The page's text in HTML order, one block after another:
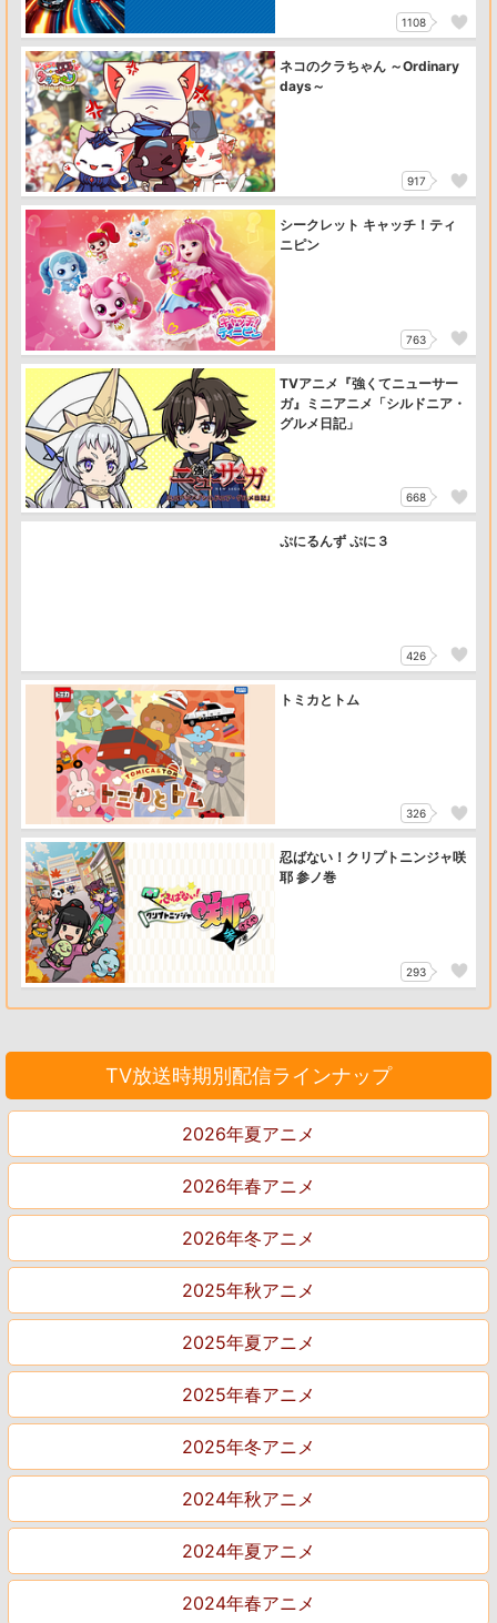
1108
ネコのクラちゃん ～Ordinary
days～
917
シークレット キャッチ！ティ
ニピン
763
TVアニメ『強くてニューサー
ガ』ミニアニメ「シルドニア・
グルメ日記」
668
ぷにるんず ぷに３
426
トミカとトム
326
忍ばない！クリプトニンジャ咲
耶 参ノ巻
293
TV放送時期別配信ラインナップ
2026年夏アニメ
2026年春アニメ
2026年冬アニメ
2025年秋アニメ
2025年夏アニメ
2025年春アニメ
2025年冬アニメ
2024年秋アニメ
2024年夏アニメ
2024年春アニメ